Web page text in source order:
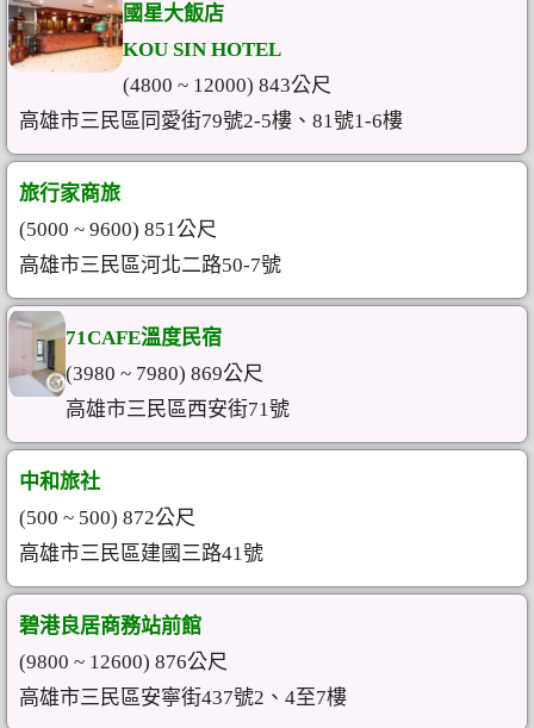
國星大飯店
KOU SIN HOTEL
(4800 ~ 12000) 843公尺
高雄市三民區同愛街79號2-5樓、81號1-6樓
旅行家商旅
(5000 ~ 9600) 851公尺
高雄市三民區河北二路50-7號
71CAFE溫度民宿
(3980 ~ 7980) 869公尺
高雄市三民區西安街71號
中和旅社
(500 ~ 500) 872公尺
高雄市三民區建國三路41號
碧港良居商務站前館
(9800 ~ 12600) 876公尺
高雄市三民區安寧街437號2、4至7樓